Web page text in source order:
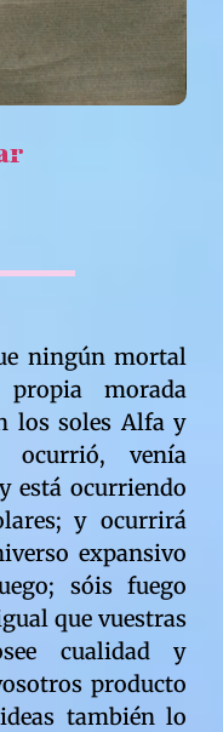
ningún mortal
morada
los soles Alfa y
venía
está ocurriendo
y ocurrirá
expansivo
sóis fuego
que vuestras
cualidad y
producto
también lo